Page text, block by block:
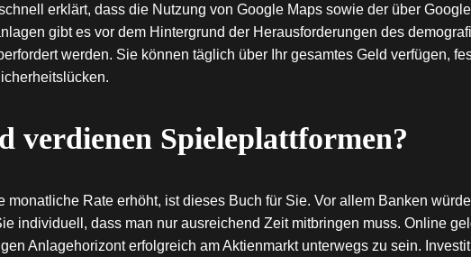
erklärt, dass die Nutzung von Google Maps sowie der über
gibt es vor dem Hintergrund der Herausforderungen des
werden. Sie können täglich über Ihr gesamtes Geld verfügen,
verdienen Spieleplattformen?
Rate erhöht, ist dieses Buch für Sie. Vor allem Banken
individuell, dass man nur ausreichend Zeit mitbringen muss. Online
Anlagehorizont erfolgreich am Aktienmarkt unterwegs zu sein.